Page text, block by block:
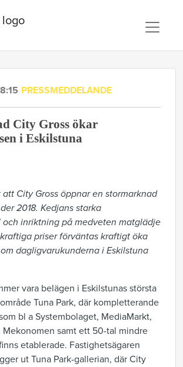
PRESSMEDDELANDE
City Gross ökar
i Eskilstuna
City Gross öppnar en stormarknad
2018. Kedjans starka
och inriktning på medveten matglädje
priser förväntas kraftigt öka
dagligvarukunderna i Eskilstuna
vara belägen i Eskilstunas största
Tuna Park, där kompletterande
bl a Systembolaget, MediaMarkt,
Mekonomen samt ett 50-tal mindre
etablerade. Fastighetsägaren
ut Tuna Park-gallerian, där City